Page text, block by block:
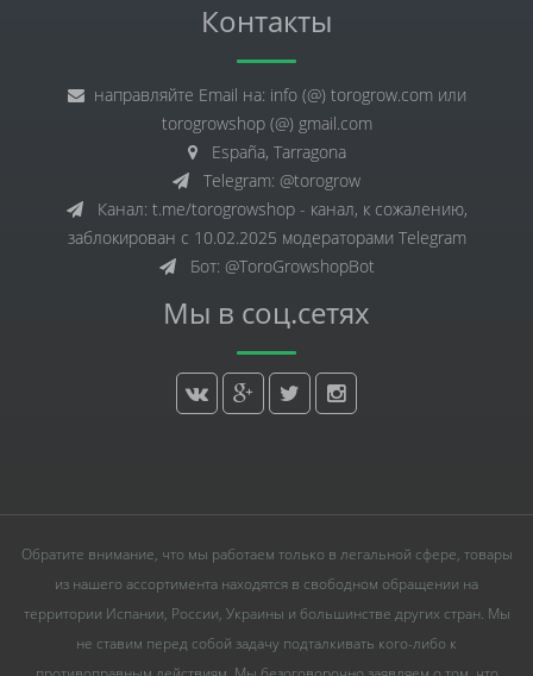
Контакты
направляйте Email на: info (@) torogrow.com или
torogrowshop (@) gmail.com
España, Tarragona
Telegram: @torogrow
Канал: t.me/torogrowshop - канал, к сожалению,
заблокирован с 10.02.2025 модераторами Telegram
Бот: @ToroGrowshopBot
Мы в соц.сетях
Обратите внимание, что мы работаем только в легальной сфере, товары
из нашего ассортимента находятся в свободном обращении на
территории Испании, России, Украины и большинстве других стран. Мы
не ставим перед собой задачу подталкивать кого-либо к